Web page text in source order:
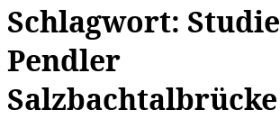
Schlagwort: Studie
Pendler
Salzbachtalbrücke